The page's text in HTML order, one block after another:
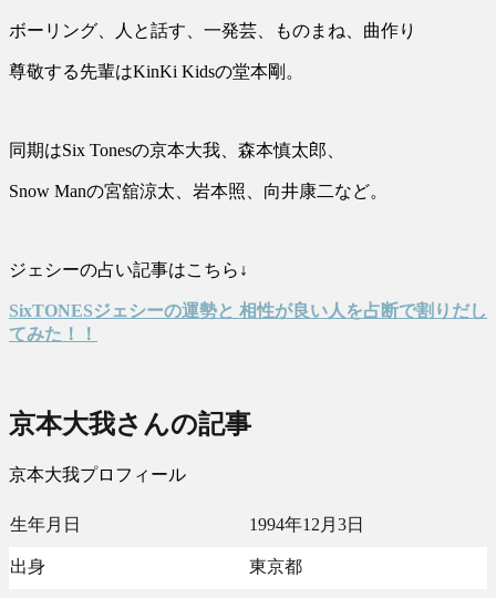
ボーリング、人と話す、一発芸、ものまね、曲作り
尊敬する先輩はKinKi Kidsの堂本剛。
同期はSix Tonesの京本大我、森本慎太郎、
Snow Manの宮舘涼太、岩本照、向井康二など。
ジェシーの占い記事はこちら↓
SixTONESジェシーの運勢と 相性が良い人を占断で割りだし
てみた！！
京本大我さんの記事
京本大我プロフィール
生年月日 1994年12月3日
出身 東京都